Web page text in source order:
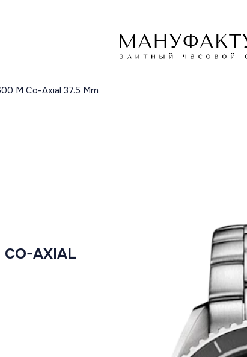
M Co-Axial 37.5 Mm
CO-AXIAL